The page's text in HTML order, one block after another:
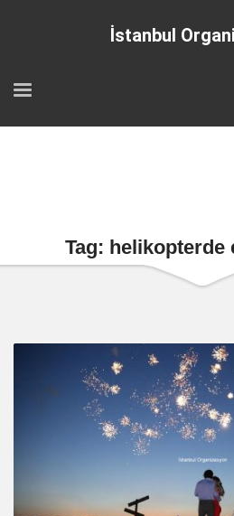
İstanbul
Tag: